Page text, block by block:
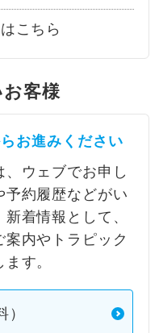
こちら
客様
お進みください
ウェブでお申し
約履歴などがい
着情報として、
内やトラピック
す。
）